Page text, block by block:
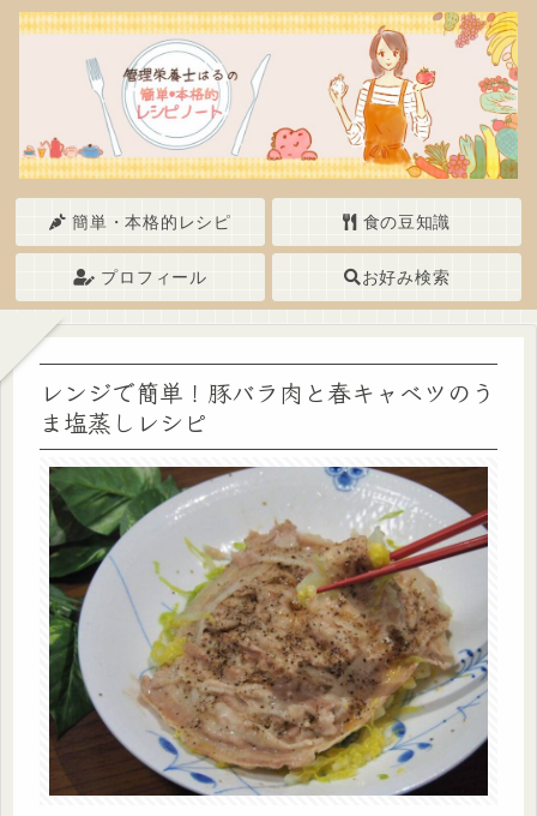
簡単・本格的レシピ 食の豆知識
プロフィール お好み検索
レンジで簡単！豚バラ肉と春キャベツのう
ま塩蒸しレシピ